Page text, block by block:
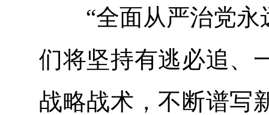
“全面从严治党永
们将坚持有逃必追、
战略战术，不断谱写